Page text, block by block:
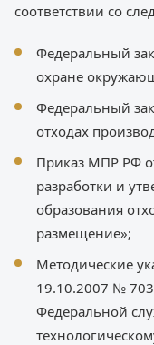
соответствии со
Федеральный
охране
Федеральный
отходах
Приказ МПР РФ
разработки и
образования
размещение»;
Методические
19.10.2007 №
Федеральной